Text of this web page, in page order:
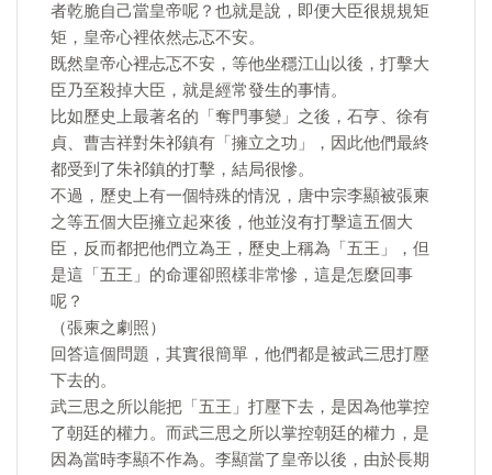
者乾脆自己當皇帝呢？也就是說，即便大臣很規規矩
矩，皇帝心裡依然忐忑不安。
既然皇帝心裡忐忑不安，等他坐穩江山以後，打擊大
臣乃至殺掉大臣，就是經常發生的事情。
比如歷史上最著名的「奪門事變」之後，石亨、徐有
貞、曹吉祥對朱祁鎮有「擁立之功」，因此他們最終
都受到了朱祁鎮的打擊，結局很慘。
不過，歷史上有一個特殊的情況，唐中宗李顯被張柬
之等五個大臣擁立起來後，他並沒有打擊這五個大
臣，反而都把他們立為王，歷史上稱為「五王」，但
是這「五王」的命運卻照樣非常慘，這是怎麼回事
呢？
（張柬之劇照）
回答這個問題，其實很簡單，他們都是被武三思打壓
下去的。
武三思之所以能把「五王」打壓下去，是因為他掌控
了朝廷的權力。而武三思之所以掌控朝廷的權力，是
因為當時李顯不作為。李顯當了皇帝以後，由於長期